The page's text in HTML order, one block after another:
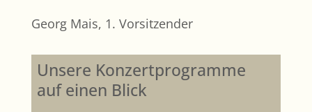
Georg Mais, 1. Vorsitzender
Unsere Konzertprogramme
auf einen Blick